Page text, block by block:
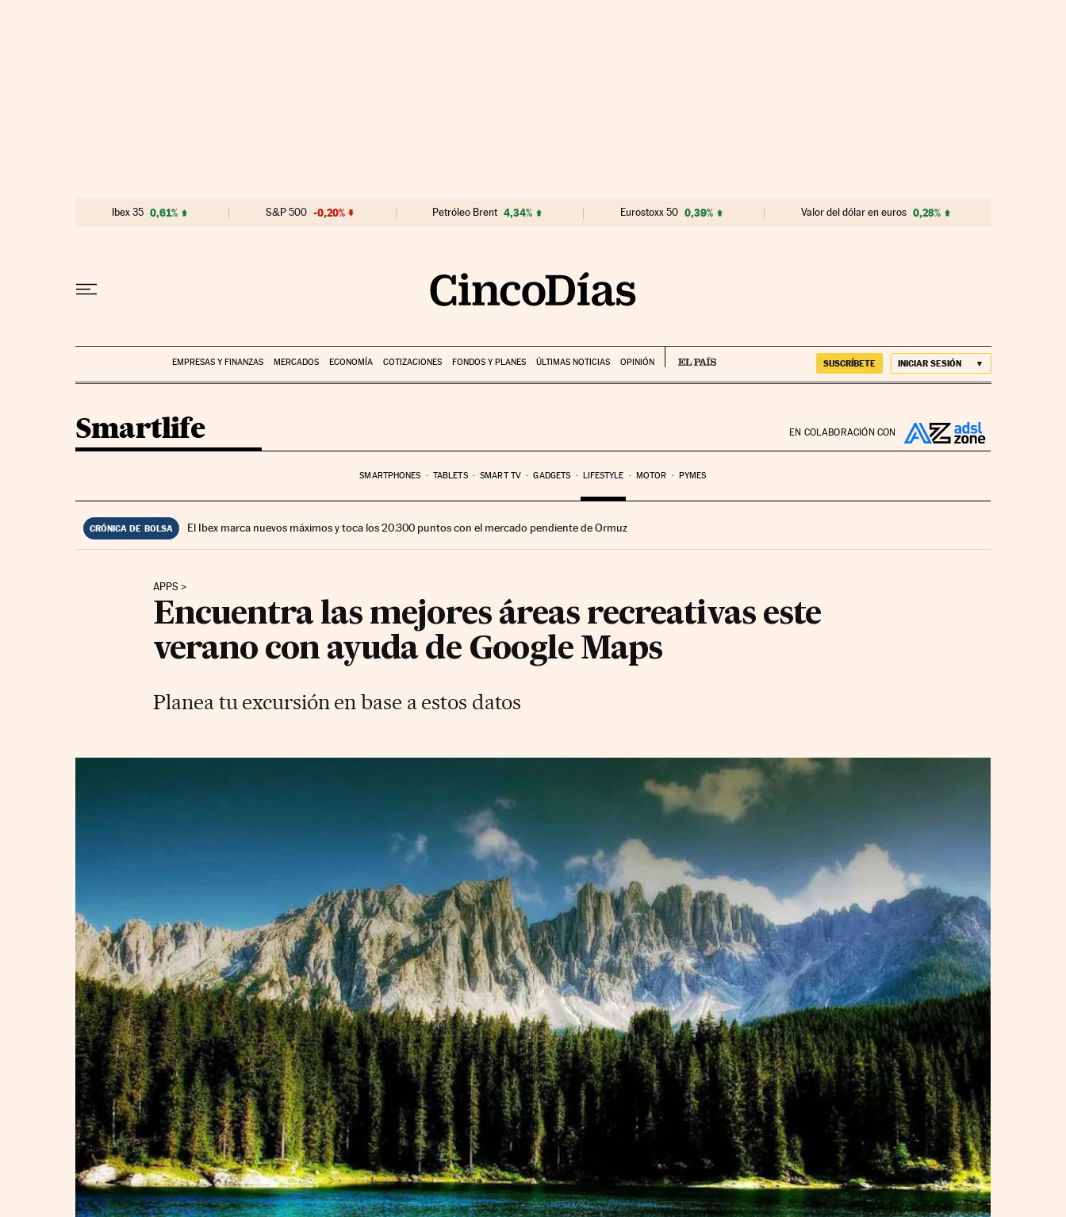
Ibex 35 0,61% S&P 500 -0,20% Petróleo Brent 4,34% Eurostoxx 50 0,39% Valor del dólar en euros 0,28%
EMPRESAS Y FINANZAS MERCADOS ECONOMÍA COTIZACIONES FONDOS Y PLANES ÚLTIMAS NOTICIAS OPINIÓN SUSCRÍBETE INICIAR SESIÓN
EN COLABORACIÓN CON
Smartlife
SMARTPHONES TABLETS SMART TV GADGETS LIFESTYLE MOTOR PYMES
CRÓNICA DE BOLSA El Ibex marca nuevos máximos y toca los 20.300 puntos con el mercado pendiente de Ormuz
APPS
Encuentra las mejores áreas recreativas este
verano con ayuda de Google Maps
Planea tu excursión en base a estos datos